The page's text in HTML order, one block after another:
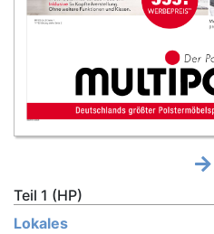
Teil 1 (HP)
Lokales